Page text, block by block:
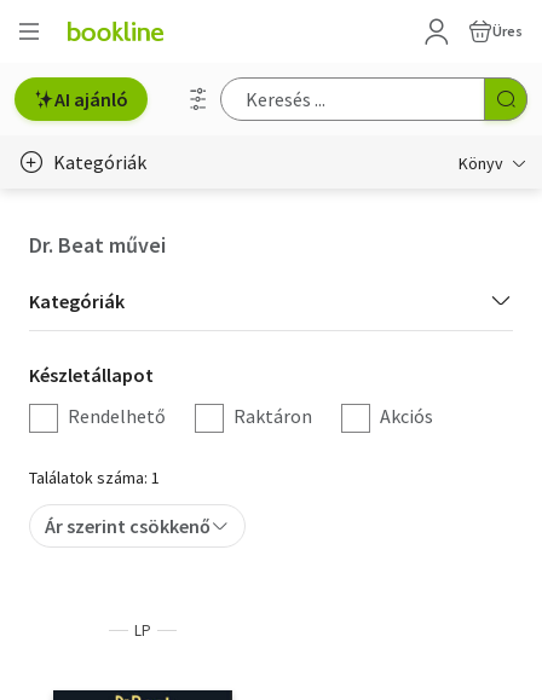
Üres
AI ajánló
Kategóriák Könyv
Hobbi, szabadidő
Irodalom
Művészet
Szakkönyv
Tankönyv, segédkönyv
Társadalomtudomány
Dr. Beat művei
Kategória
szűrés
Kategóriák
Készletállapot
szűrés
Készletállapot
Rendelhető
Raktáron Akciós
Találatok száma: 1
Ár szerint csökkenő
LP